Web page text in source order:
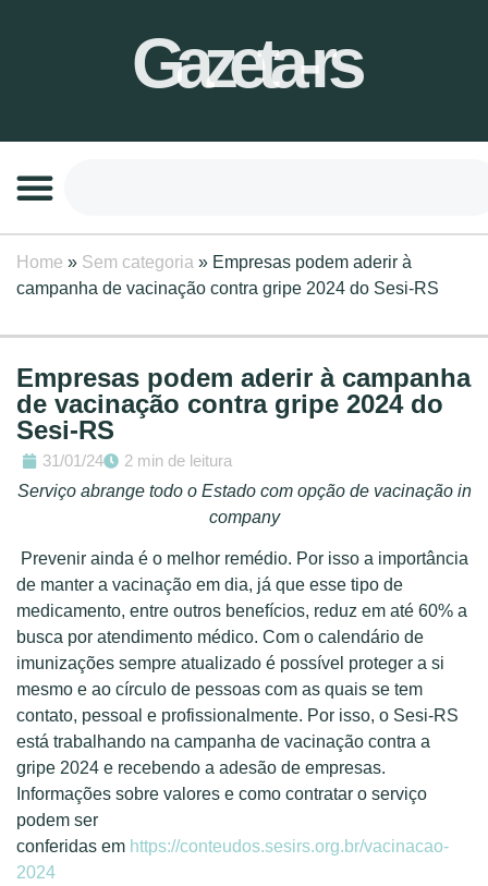
Gazeta-rs
Home » Sem categoria » Empresas podem aderir à
campanha de vacinação contra gripe 2024 do Sesi-RS
Empresas podem aderir à campanha
de vacinação contra gripe 2024 do
Sesi-RS
31/01/24
2 min de leitura
Serviço abrange todo o Estado com opção de vacinação in
company
Prevenir ainda é o melhor remédio. Por isso a importância
de manter a vacinação em dia, já que esse tipo de
medicamento, entre outros benefícios, reduz em até 60% a
busca por atendimento médico. Com o calendário de
imunizações sempre atualizado é possível proteger a si
mesmo e ao círculo de pessoas com as quais se tem
contato, pessoal e profissionalmente. Por isso, o Sesi-RS
está trabalhando na campanha de vacinação contra a
gripe 2024 e recebendo a adesão de empresas.
Informações sobre valores e como contratar o serviço
podem ser
conferidas em https://conteudos.sesirs.org.br/vacinacao-
2024